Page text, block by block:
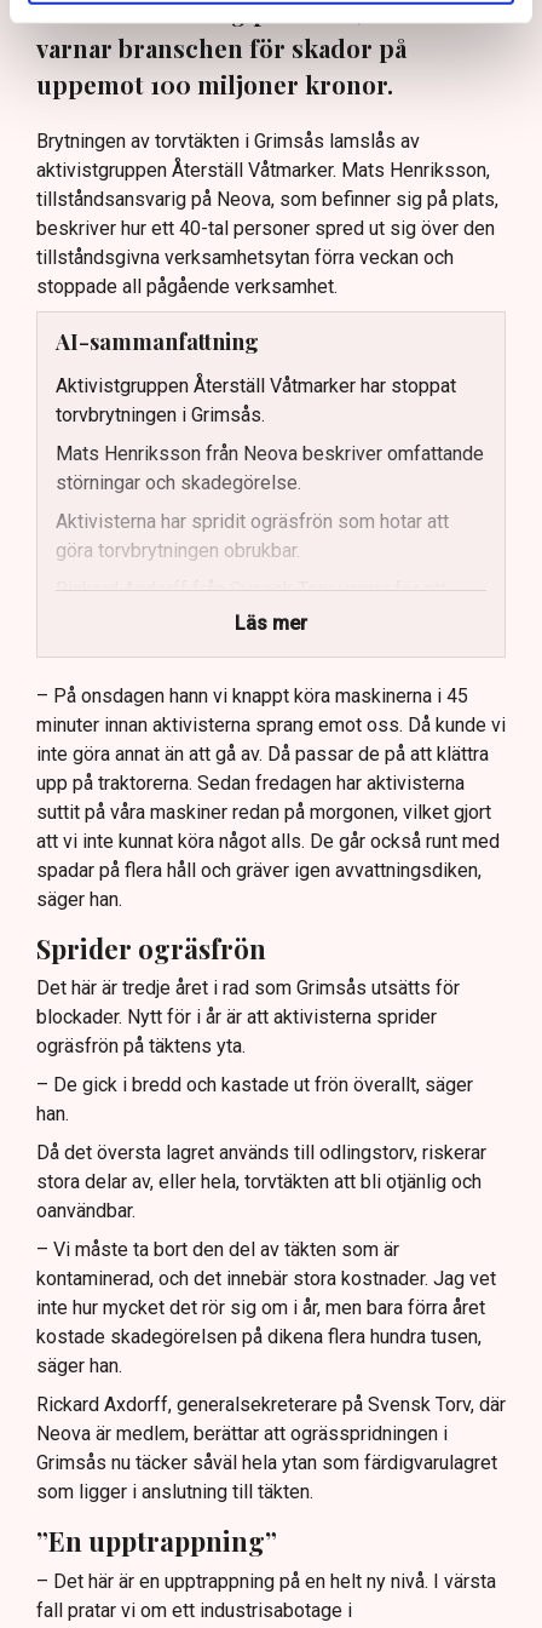
tillståndsansvarig på Neova, till TN. Nu
varnar branschen för skador på
uppemot 100 miljoner kronor.
Brytningen av torvtäkten i Grimsås lamslås av
aktivistgruppen Återställ Våtmarker. Mats Henriksson,
tillståndsansvarig på Neova, som befinner sig på plats,
beskriver hur ett 40-tal personer spred ut sig över den
tillståndsgivna verksamhetsytan förra veckan och
stoppade all pågående verksamhet.
AI-sammanfattning
Aktivistgruppen Återställ Våtmarker har stoppat
torvbrytningen i Grimsås.
Mats Henriksson från Neova beskriver omfattande
störningar och skadegörelse.
Aktivisterna har spridit ogräsfrön som hotar att
göra torvbrytningen obrukbar.
Rickard Axdorff från Svensk Torv varnar för ett
stort ekonomiskt sabotage.
Dialogpolisen på plats står maktlös inför
aktivisternas handlingar.
Frågor kvarstår om finansiering av illegal aktivism.
Läs mer
– På onsdagen hann vi knappt köra maskinerna i 45
minuter innan aktivisterna sprang emot oss. Då kunde vi
inte göra annat än att gå av. Då passar de på att klättra
upp på traktorerna. Sedan fredagen har aktivisterna
suttit på våra maskiner redan på morgonen, vilket gjort
att vi inte kunnat köra något alls. De går också runt med
spadar på flera håll och gräver igen avvattningsdiken,
säger han.
Sprider ogräsfrön
Det här är tredje året i rad som Grimsås utsätts för
blockader. Nytt för i år är att aktivisterna sprider
ogräsfrön på täktens yta.
– De gick i bredd och kastade ut frön överallt, säger
han.
Då det översta lagret används till odlingstorv, riskerar
stora delar av, eller hela, torvtäkten att bli otjänlig och
oanvändbar.
– Vi måste ta bort den del av täkten som är
kontaminerad, och det innebär stora kostnader. Jag vet
inte hur mycket det rör sig om i år, men bara förra året
kostade skadegörelsen på dikena flera hundra tusen,
säger han.
Rickard Axdorff, generalsekreterare på Svensk Torv, där
Neova är medlem, berättar att ogrässpridningen i
Grimsås nu täcker såväl hela ytan som färdigvarulagret
som ligger i anslutning till täkten.
”En upptrappning”
– Det här är en upptrappning på en helt ny nivå. I värsta
fall pratar vi om ett industrisabotage i